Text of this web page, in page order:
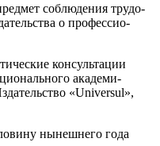
соблюдения трудо­
о профессио­
консульта­ции
академи­
«Universul»,
нынешнего года